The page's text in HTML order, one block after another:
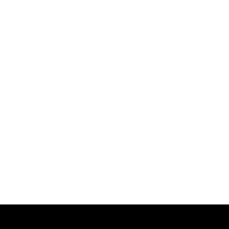
been damaged
of the order form and an